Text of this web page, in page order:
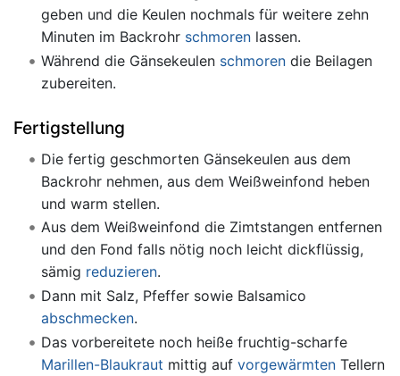
geben und die Keulen nochmals für weitere zehn
Minuten im Backrohr schmorenlassen.
Während die Gänsekeulen schmorendie Beilagen
zubereiten.
Fertigstellung
Die fertig geschmorten Gänsekeulen aus dem
Backrohr nehmen, aus dem Weißweinfond heben
und warm stellen.
Aus dem Weißweinfond die Zimtstangen entfernen
und den Fond falls nötig noch leicht dickflüssig,
sämig reduzieren.
Dann mit Salz, Pfeffer sowie Balsamico
abschmecken.
Das vorbereitete noch heiße fruchtig-scharfe
Marillen-Blaukraut mittig auf vorgewärmtenTellern